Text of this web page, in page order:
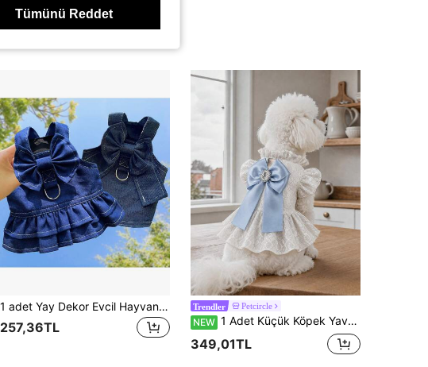
1 adet Yay Dekor Evcil Hayvan Elbisesi Köpek Ve Kedi Dekorasyonu İçin
257,36TL
Trendler Petcircle
NEW 1 Adet Küçük Köpek Yavrusu ve Kedi İçin Sevimli Evcil Hayvan Kıyafeti, Fransız Mavisi Fiyonklu Dantel Parti Elbisesi
349,01TL
Tümünü Reddet